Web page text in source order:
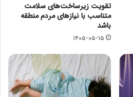
تقویت زیرساخت‌های سلامت
متناسب با نیازهای مردم منطقه
باشد
۱۴۰۵-۰۵-۱۵